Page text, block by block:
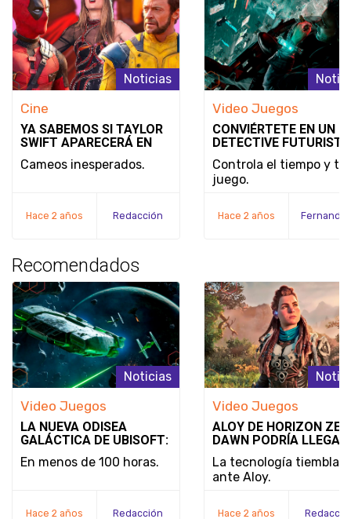
Noticias
Cine
YA SABEMOS SI TAYLOR
SWIFT APARECERÁ EN
DEADPOOL & WOLVERINE
Cameos inesperados.
Hace 2 años Redacción
Video Juegos
CONVIÉRTETE EN UN
DETECTIVE
SE REVELA EL MODO
JUEGO Y LA FECHA DE
LANZAMIENTO DE
Controla el tiempo y tu
juego.
Hace 2 años
Recomendados
Noticias
Video Juegos
LA NUEVA ODISEA
GALÁCTICA DE UBISOFT:
STAR WARS OUTLAWS
En menos de 100 horas.
Hace 2 años Redacción
Video Juegos
ALOY DE HORIZON
DAWN PODRÍA LLEGAR
SUPER SMASH BROS.:
¿REALIDAD O SIMPLE
DESEO?
La tecnología tiembla
ante Aloy.
Hace 2 años